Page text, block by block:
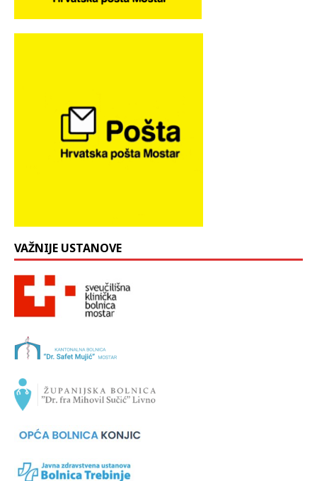
VAŽNIJE USTANOVE